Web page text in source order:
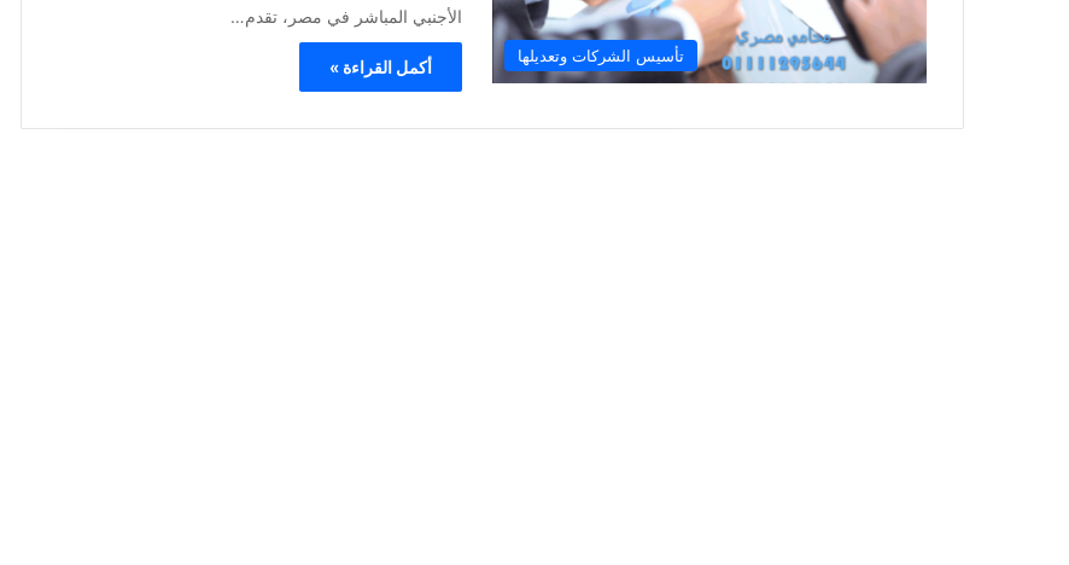
تأسيس الشركات وتعديلها
الأجنبي المباشر في مصر، تقدم…
أكمل القراءة »